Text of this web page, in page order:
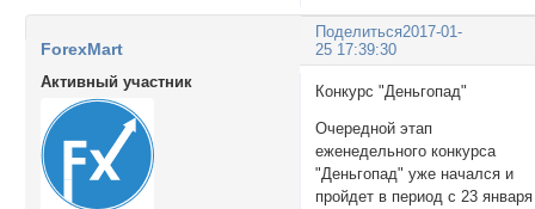
Поделиться2017-01-
25 17:39:30
ForexMart
Активный участник
Конкурс "Деньгопад"
Очередной этап
еженедельного конкурса
"Деньгопад" уже начался и
пройдет в период с 23 января